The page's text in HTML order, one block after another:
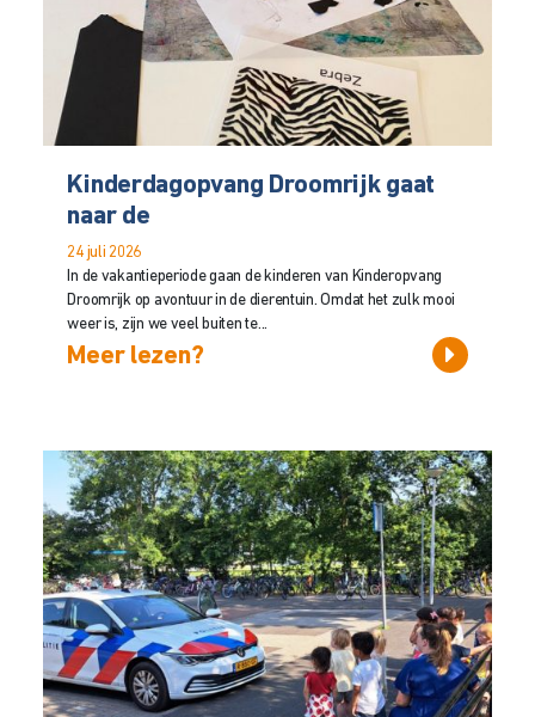
Kinderdagopvang Droomrijk gaat
naar de
24 juli 2026
In de vakantieperiode gaan de kinderen van Kinderopvang
Droomrijk op avontuur in de dierentuin. Omdat het zulk mooi
weer is, zijn we veel buiten te...
Meer lezen?